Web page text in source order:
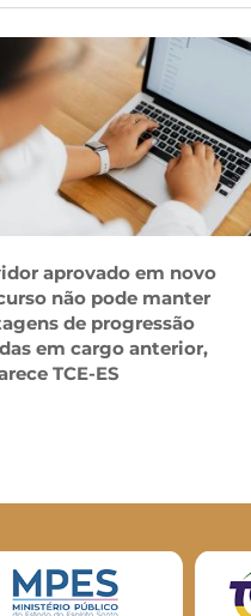
aprovado em novo
não pode manter
de progressão
em cargo anterior,
TCE-ES